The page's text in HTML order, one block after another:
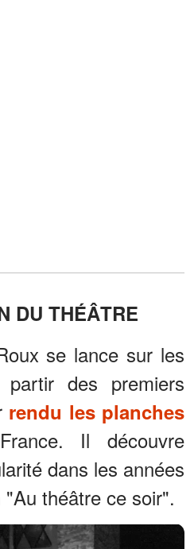
DU THÉÂTRE
se lance sur les
des premiers
rendu les planches
Il découvre
dans les années
"Au théâtre ce soir".